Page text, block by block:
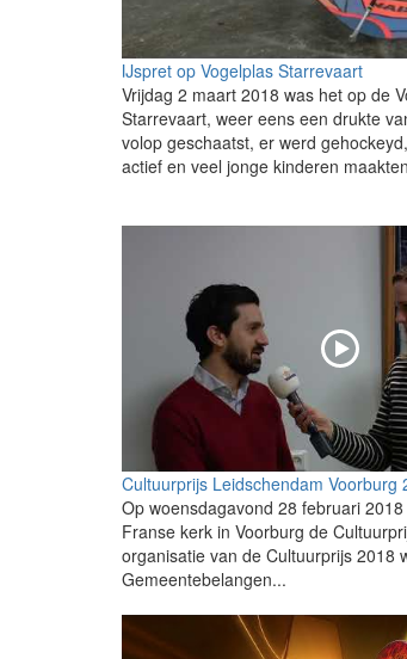
IJspret op Vogelplas Starrevaart
Vrijdag 2 maart 2018 was het op de
Starrevaart, weer eens een drukte
volop geschaatst, er werd
actief en veel jonge kinderen
Cultuurprijs Leidschendam Voorburg
Op woensdagavond 28 februari
Franse kerk in Voorburg de
organisatie van de Cultuurprijs 2018
Gemeentebelangen...